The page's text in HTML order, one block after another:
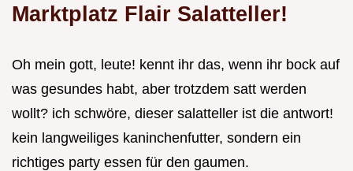
Marktplatz Flair Salatteller!
Oh mein gott, leute! kennt ihr das, wenn ihr bock auf
was gesundes habt, aber trotzdem satt werden
wollt? ich schwöre, dieser salatteller ist die antwort!
kein langweiliges kaninchenfutter, sondern ein
richtiges party essen für den gaumen.